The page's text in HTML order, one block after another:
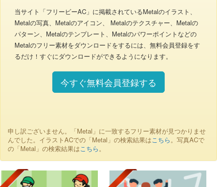
当サイト「フリービーAC」に掲載されているMetalのイラスト、
Metalの写真、Metalのアイコン、 Metalのテクスチャー、Metalの
パターン、Metalのテンプレート、Metalのパワーポイントなどの
Metalのフリー素材をダウンロードをするには、無料会員登録をす
るだけ！すぐにダウンロードができるようになります。
今すぐ無料会員登録する
申し訳ございません。「Metal」に一致するフリー素材が見つかりませ
んでした。イラストACでの「Metal」の検索結果はこちら。写真ACで
の「Metal」の検索結果はこちら。